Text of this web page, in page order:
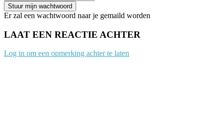
Er zal een wachtwoord naar je gemaild worden
LAAT EEN REACTIE ACHTER
Log in om een opmerking achter te laten